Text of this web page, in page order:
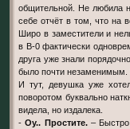
общительной. Не любила
себе отчёт в том, что на
Широ в заместители и
в В-0 фактически
друга уже знали
было почти незаменимым.
И тут, девушка уже
поворотом буквально
видела, но издалека.
-Оу.. Простите.– Быстро